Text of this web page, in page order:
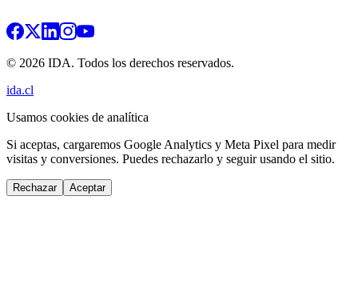
© 2026 IDA. Todos los derechos reservados.
ida.cl
Usamos cookies de analítica
Si aceptas, cargaremos Google Analytics y Meta Pixel para medir
visitas y conversiones. Puedes rechazarlo y seguir usando el sitio.
Rechazar Aceptar